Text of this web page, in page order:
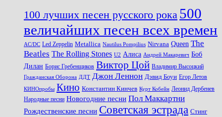
100 лучших песен русского рока 500
величайших песен всех времен
AC/DC Led Zeppelin Metallica Nautilus Pompilius Nirvana Queen The
Beatles The Rolling Stones U2 Алиса Андрей Макаревич Боб
Дилан Борис Гребенщиков Виктор Цой Владимир Высоцкий
Гражданская Оборона ДДТ Джон Леннон Дэвид Боуи Егор Летов
КИНОпробы Кино Константин Кинчев Курт Кобейн Леонид Дербенев
Народные песни Новогодние песни Пол Маккартни
Рождественские песни Советская эстрада Стинг